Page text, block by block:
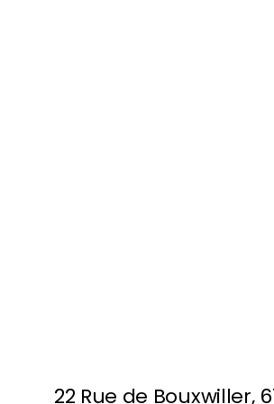
22 Rue de Bouxwiller,